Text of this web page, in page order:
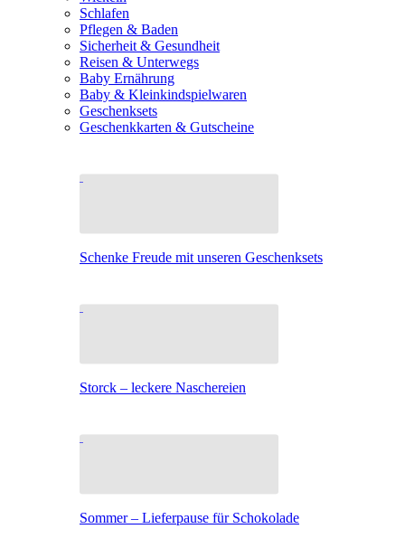
Schlafen
Pflegen & Baden
Sicherheit & Gesundheit
Reisen & Unterwegs
Baby Ernährung
Baby & Kleinkindspielwaren
Geschenksets
Geschenkkarten & Gutscheine
Schenke Freude mit unseren Geschenksets
Storck – leckere Naschereien
Sommer – Lieferpause für Schokolade